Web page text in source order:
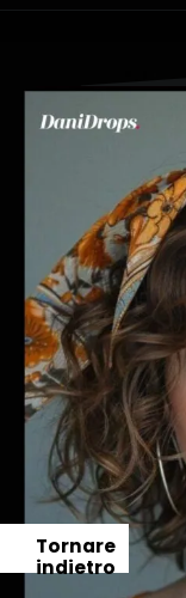
Tornare
indietro